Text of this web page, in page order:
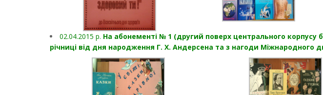
02.04.2015 р. На абонементі № 1 (другий поверх центрального корпусу
річниці від дня народження Г. Х. Андерсена та з нагоди Міжнародного